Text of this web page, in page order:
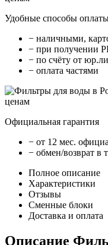
Удобные способы
− наличными,
− при получении
− по счёту от
− оплата частями
Официальная гарантия
− от 12 мес.
− обмен/возврат в
Полное описание
Характеристики
Отзывы
Сменные блоки
Доставка и оплата
Описание